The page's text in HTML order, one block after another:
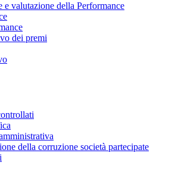
e valutazione della Performance
dei premi
della corruzione società partecipate